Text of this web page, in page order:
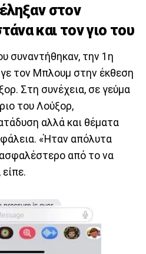
στον
και τον γιο του
συναντήθηκαν, την 1η
τον Μπλουμ στην έκθεση
Στη συνέχεια, σε γεύμα
του Λούξορ,
αλλά και θέματα
«Ήταν απόλυτα
από το να